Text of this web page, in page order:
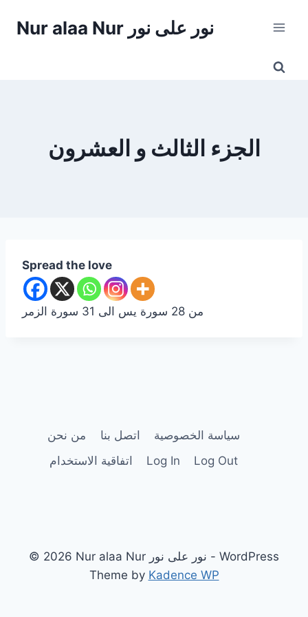
Nur alaa Nur نور على نور
الجزء الثالث و العشرون
Spread the love
من 28 سورة يس الى 31 سورة الزمر
من نحن اتصل بنا
سياسة الخصوصية
اتفاقية الاستخدام
Log In Log Out
© 2026 Nur alaa Nur نور على نور - WordPress
Theme by Kadence WP